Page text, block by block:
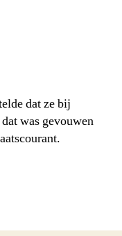
dat ze bij
was gevouwen